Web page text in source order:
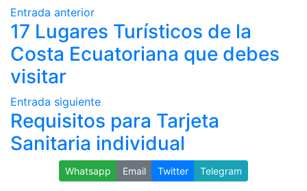
Entrada anterior
17 Lugares Turísticos de la
Costa Ecuatoriana que debes
visitar
Entrada siguiente
Requisitos para Tarjeta
Sanitaria individual
Whatsapp Email Twitter Telegram